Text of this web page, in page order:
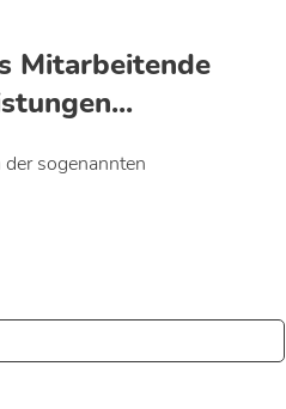
Mitarbeitende
sogenannten